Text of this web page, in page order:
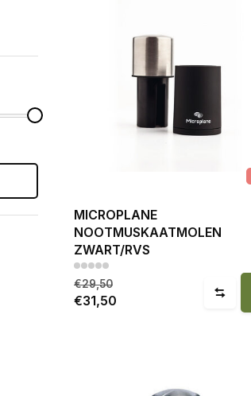
MICROPLANE
NOOTMUSKAATMOLEN
ZWART/RVS
€29,50
€31,50